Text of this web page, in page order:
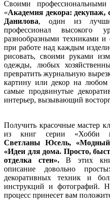
Своими
«Академия декора: декупаж,
Данилова, один из лучших
профессионал высокого
разнообразными техниками
при работе над каждым
рисовать, своими руками
одежды, любых
превратить журнальную
картину или декор на любом
самые продвинутые
интерьер, вызывающий
Получить красочные мастер
из книг серии «Хобби
Светланы Юсель, «
«Идеи для дома. Просто,
отделка стен».В этих
описание довольно
декоративных техник и
инструкций и фотографий.
процесс принесет вам